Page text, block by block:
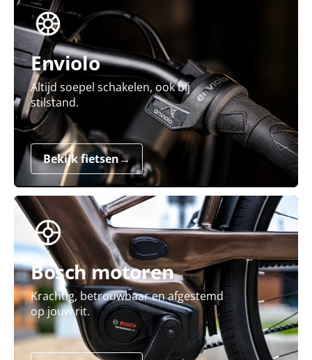
Enviolo
Altijd soepel schakelen, ook bij
stilstand.
Bekijk fietsen→
Bosch motoren
Krachtig, betrouwbaar en afgestemd
op jouw rit.